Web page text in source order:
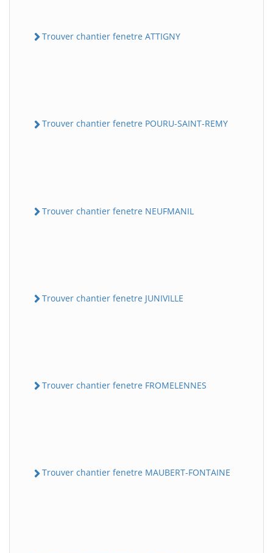
Trouver chantier fenetre ATTIGNY
Trouver chantier fenetre POURU-SAINT-REMY
Trouver chantier fenetre NEUFMANIL
Trouver chantier fenetre JUNIVILLE
Trouver chantier fenetre FROMELENNES
Trouver chantier fenetre MAUBERT-FONTAINE